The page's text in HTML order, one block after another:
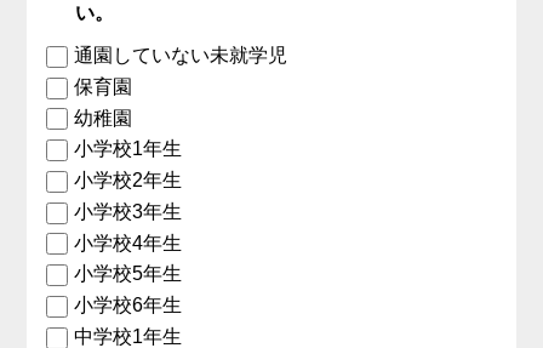
い。
通園していない未就学児
保育園
幼稚園
小学校1年生
小学校2年生
小学校3年生
小学校4年生
小学校5年生
小学校6年生
中学校1年生